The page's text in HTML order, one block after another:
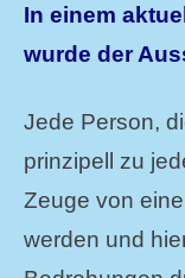
In einem
wurde der
Jede Person,
prinzipell zu
Zeuge von
werden und